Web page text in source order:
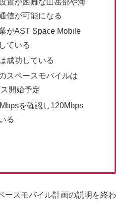
置が困難な山岳部や海
信が可能になる
がAST Space Mobile
ている
成功している
スペースモバイルは
開始予定
を確認し120Mbps
る
ースモバイル計画の説明を終わ